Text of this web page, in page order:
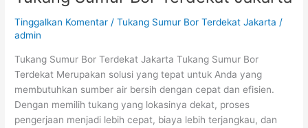
Tinggalkan Komentar /Tukang Sumur Bor Terdekat Jakarta /
admin
Tukang Sumur Bor Terdekat Jakarta Tukang Sumur Bor
Terdekat Merupakan solusi yang tepat untuk Anda yang
membutuhkan sumber air bersih dengan cepat dan efisien.
Dengan memilih tukang yang lokasinya dekat, proses
pengerjaan menjadi lebih cepat, biaya lebih terjangkau, dan